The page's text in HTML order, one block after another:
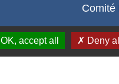
Comité
OK, accept all Deny